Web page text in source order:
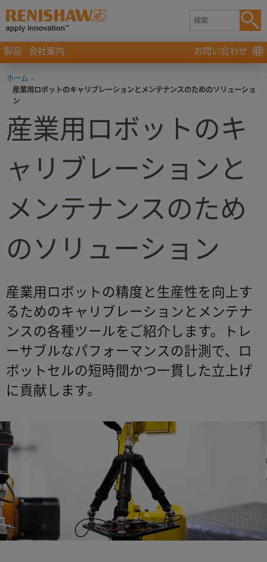
製品 会社案内 お問い合わせ
ホーム -
産業用ロボットのキャリブレーションとメンテナンスのためのソリューショ
ン
産業用ロボットのキ
ャリブレーションと
メンテナンスのため
のソリューション
産業用ロボットの精度と生産性を向上す
るためのキャリブレーションとメンテナ
ンスの各種ツールをご紹介します。トレ
ーサブルなパフォーマンスの計測で、ロ
ボットセルの短時間かつ一貫した立上げ
に貢献します。